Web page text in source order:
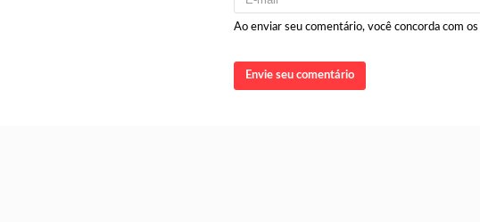
Ao enviar seu comentário, você concorda com os
Envie seu comentário